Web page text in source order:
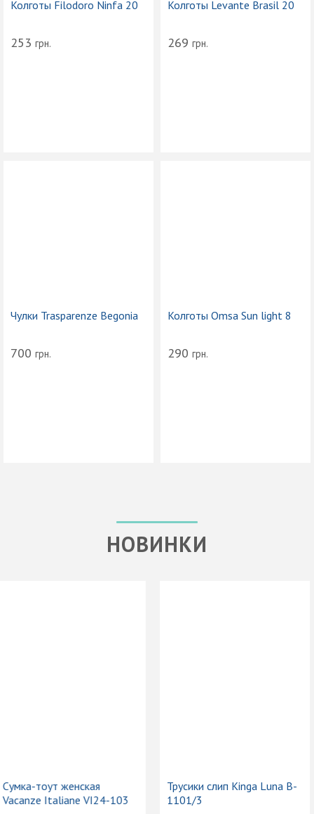
Колготы Filodoro Ninfa 20
253 грн.
Колготы Levante Brasil 20
269 грн.
Чулки Trasparenze Begonia
700 грн.
Колготы Omsa Sun light 8
290 грн.
НОВИНКИ
Сумка-тоут женская
Vacanze Italiane VI24-103
Трусики слип Kinga Luna B-
1101/3